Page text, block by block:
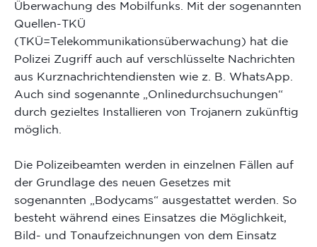
Überwachung des Mobilfunks. Mit der sogenannten
Quellen-TKÜ
(TKÜ=Telekommunikationsüberwachung) hat die
Polizei Zugriff auch auf verschlüsselte Nachrichten
aus Kurznachrichtendiensten wie z. B. WhatsApp.
Auch sind sogenannte „Onlinedurchsuchungen“
durch gezieltes Installieren von Trojanern zukünftig
möglich.
Die Polizeibeamten werden in einzelnen Fällen auf
der Grundlage des neuen Gesetzes mit
sogenannten „Bodycams“ ausgestattet werden. So
besteht während eines Einsatzes die Möglichkeit,
Bild- und Tonaufzeichnungen von dem Einsatz